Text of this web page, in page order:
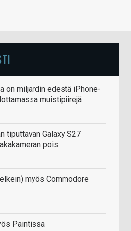
on miljardin edestä iPhone-
muistipiirejä
tiputtavan Galaxy S27
pois
myös Commodore
Paintissa